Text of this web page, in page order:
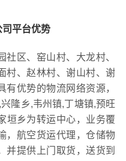
平台优势
区、窑山村、大龙村、
村、赵林村、谢山村、谢
优势的物流网络资源，
隆乡,韦州镇,丁塘镇,预旺
垣乡为转运中心，业务覆
，航空货运代理，仓储物
并提供上门取货，送货到